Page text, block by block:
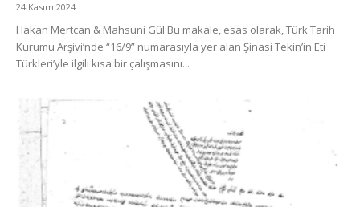
24 Kasım 2024
Hakan Mertcan & Mahsuni Gül Bu makale, esas olarak, Türk Tarih
Kurumu Arşivi’nde “16/9” numarasıyla yer alan Şinasi Tekin’in Eti
Türkleri’yle ilgili kısa bir çalışmasını...